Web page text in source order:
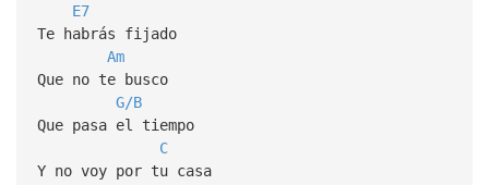
E7
Te habrás fijado
Am
Que no te busco
G/B
Que pasa el tiempo
C
Y no voy por tu casa